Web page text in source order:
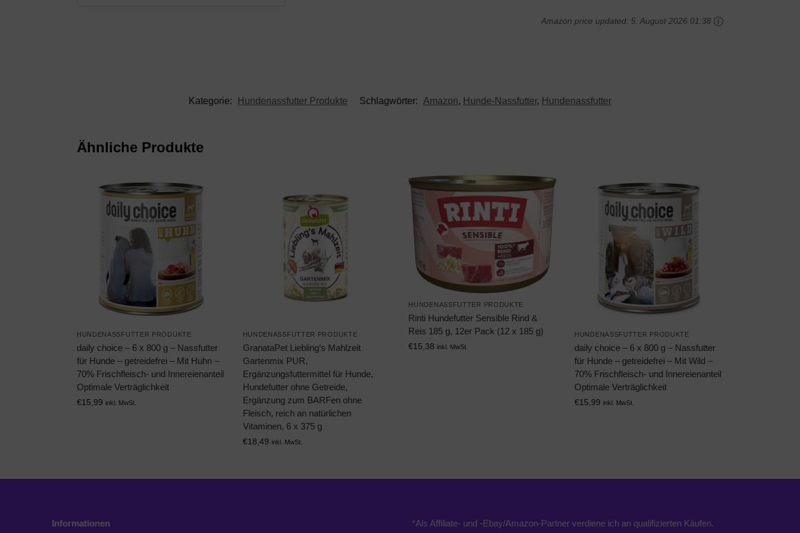
Amazon price updated: 5. August 2026 01:38
Kategorie: Hundenassfutter Produkte Schlagwörter: Amazon, Hunde-Nassfutter, Hundenassfutter
Ähnliche Produkte
HUNDENASSFUTTER PRODUKTE
daily choice – 6 x 800 g – Nassfutter
für Hunde – getreidefrei – Mit Huhn –
70% Frischfleisch- und Innereienanteil
Optimale Verträglichkeit
€15,99 inkl. MwSt.
HUNDENASSFUTTER PRODUKTE
GranataPet Liebling’s Mahlzeit
Gartenmix PUR,
Ergänzungsfuttermittel für Hunde,
Hundefutter ohne Getreide,
Ergänzung zum BARFen ohne
Fleisch, reich an natürlichen
Vitaminen, 6 x 375 g
€18,49 inkl. MwSt.
HUNDENASSFUTTER PRODUKTE
Rinti Hundefutter Sensible Rind &
Reis 185 g, 12er Pack (12 x 185 g)
€15,38 inkl. MwSt.
HUNDENASSFUTTER PRODUKTE
daily choice – 6 x 800 g – Nassfutter
für Hunde – getreidefrei – Mit Wild –
70% Frischfleisch- und Innereienanteil
Optimale Verträglichkeit
€15,99 inkl. MwSt.
Informationen *Als Affiliate- und -Ebay/Amazon-Partner verdiene ich an qualifizierten Käufen.